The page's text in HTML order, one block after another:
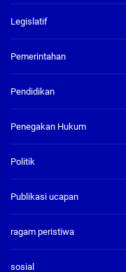
Legislatif
Pemerintahan
Pendidikan
Penegakan Hukum
Politik
Publikasi ucapan
ragam peristiwa
sosial